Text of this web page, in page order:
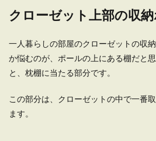
クローゼット上部の収
一人暮らしの部屋のクローゼットの収
か悩むのが、ポールの上にある棚だと
と、枕棚に当たる部分です。
この部分は、クローゼットの中で一番
ます。